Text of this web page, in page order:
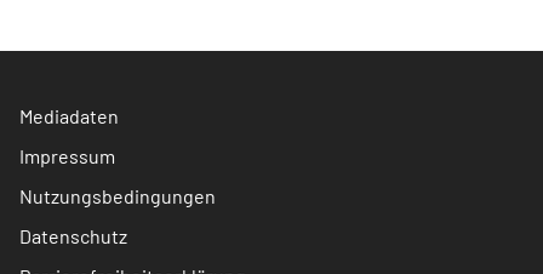
Mediadaten
Impressum
Nutzungsbedingungen
Datenschutz